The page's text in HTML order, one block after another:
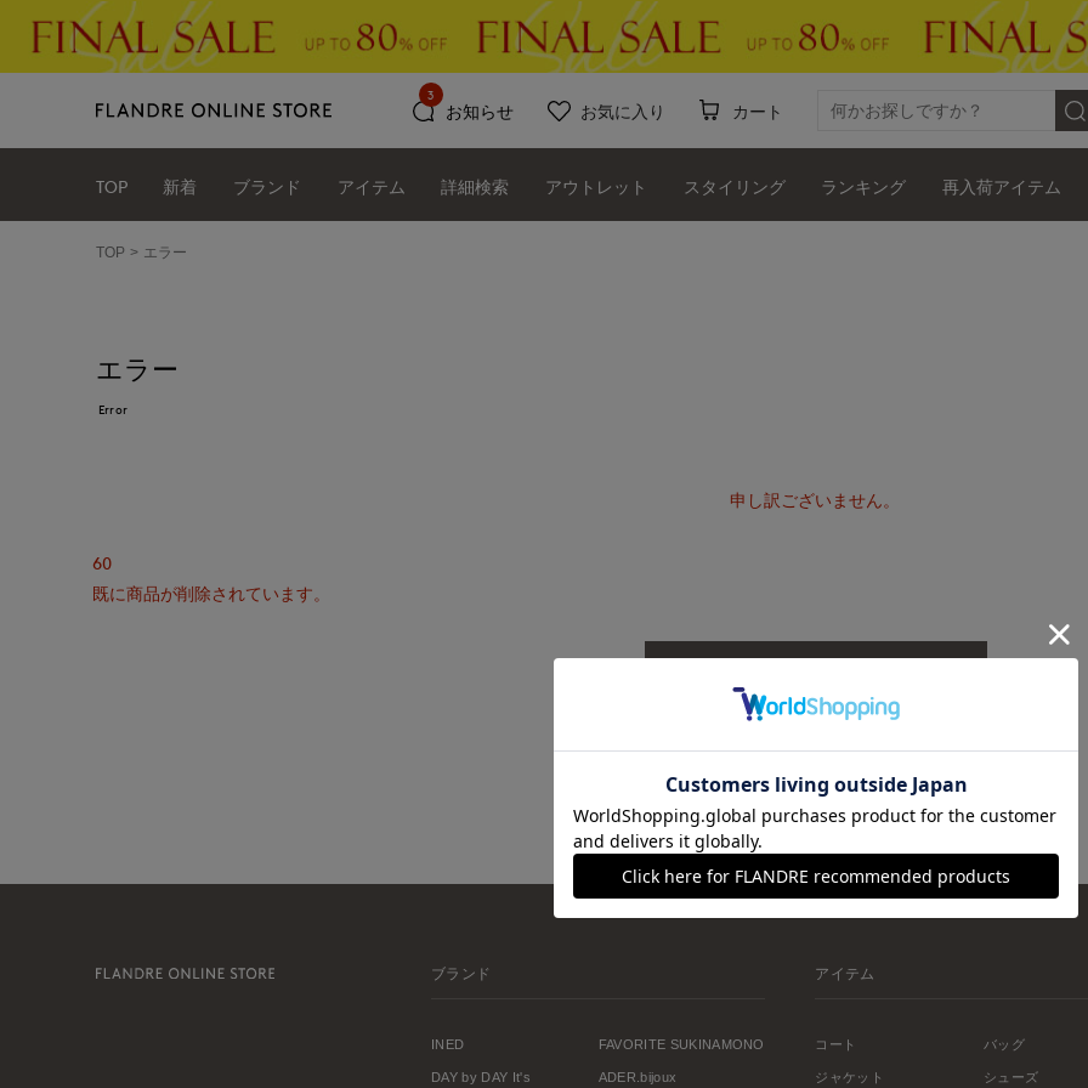
お知らせ
3
お気に入り カート
TOP 新着 ブランド アイテム 詳細検索 アウトレット スタイリング ランキング 再入荷アイテム
TOP エラー
エラー
Error
申し訳ございません。
60
既に商品が削除されています。
ブランド
INED
DAY by DAY It's
FAVORITE SUKINAMONO
ADER.bijoux
アイテム
コート
ジャケット
バッグ
シューズ